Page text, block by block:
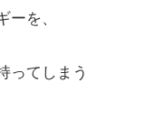
ーを、
ってしまう